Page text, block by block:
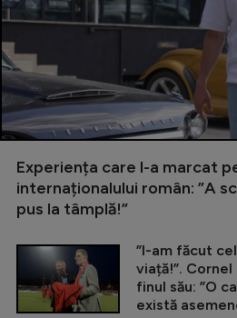
Experiența care l-a marcat
internaționalului român: ”A
pus la tâmplă!”
”I-am făcut
viață!”. Cornel
finul său: ”O
există